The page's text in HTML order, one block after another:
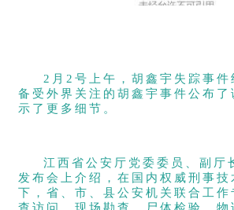
2月2号上午，胡鑫宇失踪事件
备受外界关注的胡鑫宇事件公布了
示了更多细节。
江西省公安厅党委委员、副厅
发布会上介绍，在国内权威刑事技
下，省、市、县公安机关联合工作